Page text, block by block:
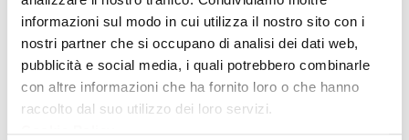
informazioni sul modo in cui utilizza il nostro sito con i
nostri partner che si occupano di analisi dei dati web,
pubblicità e social media, i quali potrebbero combinarle
con altre informazioni che ha fornito loro o che hanno
raccolto dal suo utilizzo dei loro servizi.
«la propensione al giudizio – il ‘diritto’
neocoloniale di giudicare gli altri
sommariamente – è un tratto caratteristico
della posizione etnocentrica».